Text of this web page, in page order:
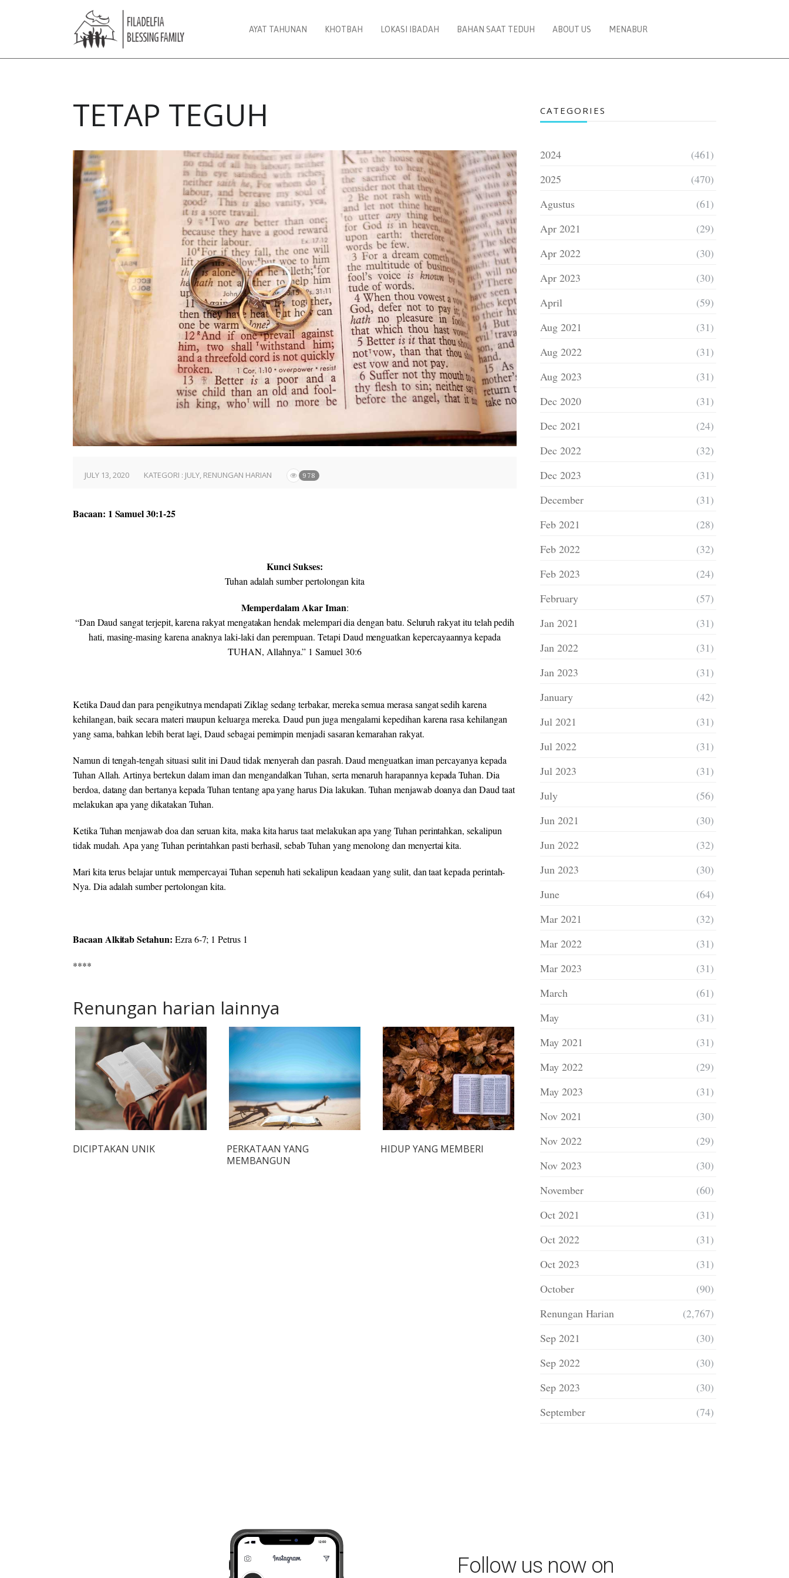
AYAT TAHUNAN KHOTBAH LOKASI IBADAH BAHAN SAAT TEDUH ABOUT US MENABUR
TETAP TEGUH
JULY 13, 2020 KATEGORI : JULY, RENUNGAN HARIAN 978
Bacaan: 1 Samuel 30:1-25
Kunci Sukses:
Tuhan adalah sumber pertolongan kita
Memperdalam Akar Iman:
“Dan Daud sangat terjepit, karena rakyat mengatakan hendak melempari dia dengan batu. Seluruh rakyat itu telah pedih
hati, masing-masing karena anaknya laki-laki dan perempuan. Tetapi Daud menguatkan kepercayaannya kepada
TUHAN, Allahnya.” 1 Samuel 30:6
Ketika Daud dan para pengikutnya mendapati Ziklag sedang terbakar, mereka semua merasa sangat sedih karena
kehilangan, baik secara materi maupun keluarga mereka. Daud pun juga mengalami kepedihan karena rasa kehilangan
yang sama, bahkan lebih berat lagi, Daud sebagai pemimpin menjadi sasaran kemarahan rakyat.
Namun di tengah-tengah situasi sulit ini Daud tidak menyerah dan pasrah. Daud menguatkan iman percayanya kepada
Tuhan Allah. Artinya bertekun dalam iman dan mengandalkan Tuhan, serta menaruh harapannya kepada Tuhan. Dia
berdoa, datang dan bertanya kepada Tuhan tentang apa yang harus Dia lakukan. Tuhan menjawab doanya dan Daud taat
melakukan apa yang dikatakan Tuhan.
Ketika Tuhan menjawab doa dan seruan kita, maka kita harus taat melakukan apa yang Tuhan perintahkan, sekalipun
tidak mudah. Apa yang Tuhan perintahkan pasti berhasil, sebab Tuhan yang menolong dan menyertai kita.
Mari kita terus belajar untuk mempercayai Tuhan sepenuh hati sekalipun keadaan yang sulit, dan taat kepada perintah-
Nya. Dia adalah sumber pertolongan kita.
Bacaan Alkitab Setahun: Ezra 6-7; 1 Petrus 1
****
Renungan harian lainnya
DICIPTAKAN UNIK
PERKATAAN YANG
MEMBANGUN
HIDUP YANG MEMBERI
CATEGORIES
2024
(461)
2025
(470)
Agustus
(61)
Apr 2021
(29)
Apr 2022
(30)
Apr 2023
(30)
April
(59)
Aug 2021
(31)
Aug 2022
(31)
Aug 2023
(31)
Dec 2020
(31)
Dec 2021
(24)
Dec 2022
(32)
Dec 2023
(31)
December
(31)
Feb 2021
(28)
Feb 2022
(32)
Feb 2023
(24)
February
(57)
Jan 2021
(31)
Jan 2022
(31)
Jan 2023
(31)
January
(42)
Jul 2021
(31)
Jul 2022
(31)
Jul 2023
(31)
July
(56)
Jun 2021
(30)
Jun 2022
(32)
Jun 2023
(30)
June
(64)
Mar 2021
(32)
Mar 2022
(31)
Mar 2023
(31)
March
(61)
May
(31)
May 2021
(31)
May 2022
(29)
May 2023
(31)
Nov 2021
(30)
Nov 2022
(29)
Nov 2023
(30)
November
(60)
Oct 2021
(31)
Oct 2022
(31)
Oct 2023
(31)
October
(90)
Renungan Harian
(2,767)
Sep 2021
(30)
Sep 2022
(30)
Sep 2023
(30)
September
(74)
Follow us now on